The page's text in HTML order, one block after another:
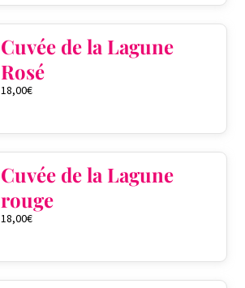
Cuvée de la Lagune
Rosé
18,00€
Cuvée de la Lagune
rouge
18,00€